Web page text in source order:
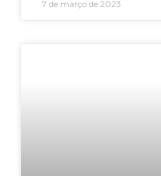
7 de março de 2023